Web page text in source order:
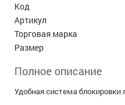
Код
Артикул
Торговая марка
Размер
Полное описание
Удобная система блокировки